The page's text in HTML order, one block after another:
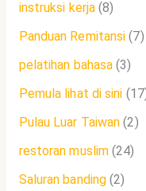
instruksi kerja (8)
Panduan Remitansi (7)
pelatihan bahasa (3)
Pemula lihat di sini
Pulau Luar Taiwan (2)
restoran muslim (24)
Saluran banding (2)